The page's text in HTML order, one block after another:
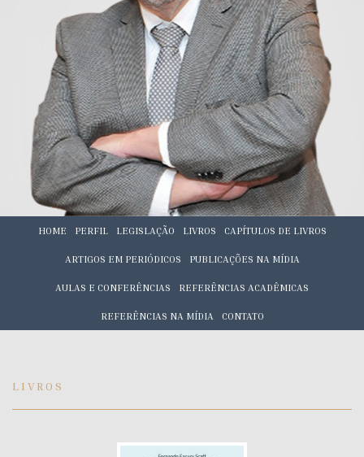
HOME PERFIL LEGISLAÇÃO LIVROS CAPÍTULOS DE LIVROS
ARTIGOS EM PERIÓDICOS PUBLICAÇÕES NA MÍDIA
AULAS E CONFERÊNCIAS REFERÊNCIAS ACADÊMICAS
REFERÊNCIAS NA MÍDIA CONTATO
LIVROS